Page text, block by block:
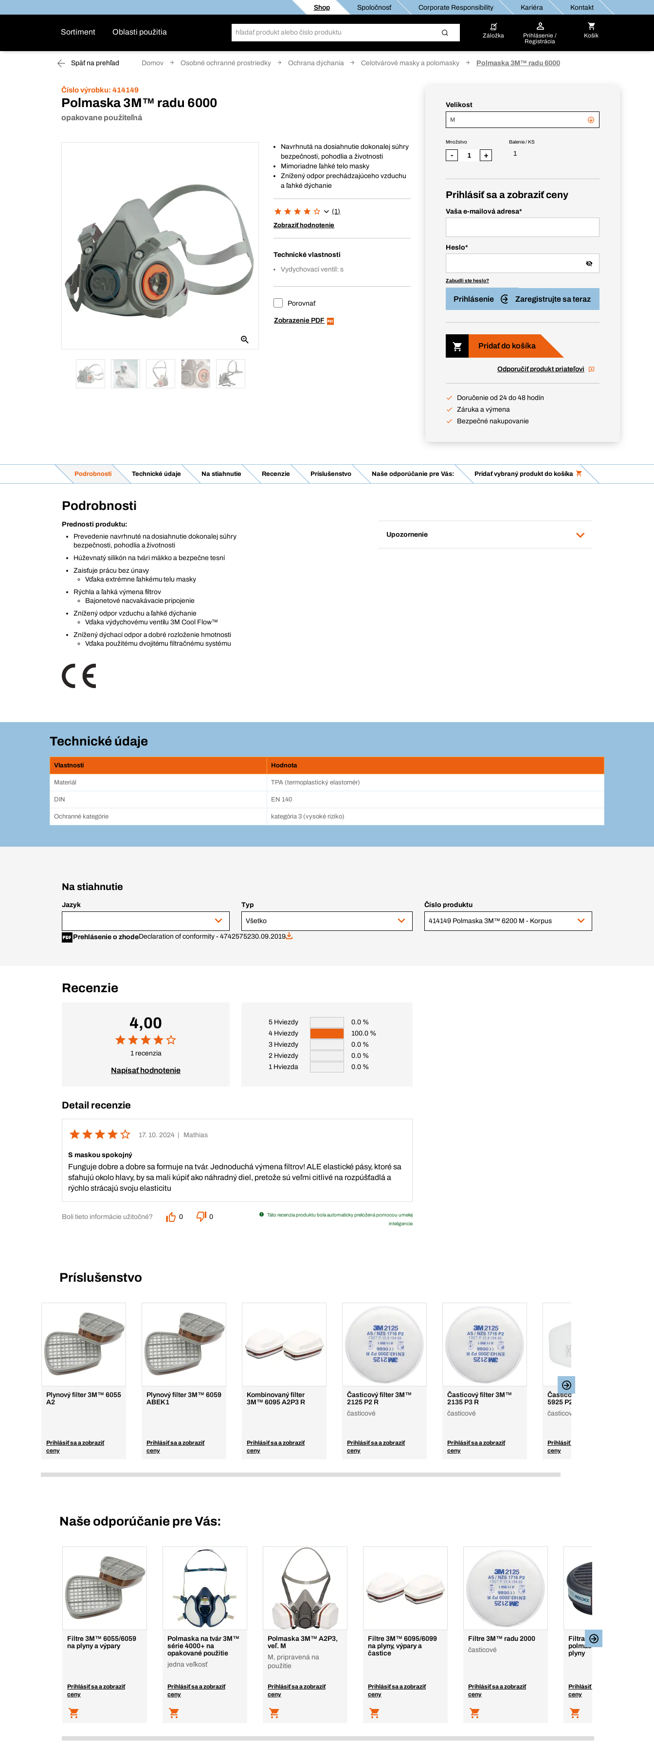
Shop Spoločnosť Corporate Responsibility Kariéra Kontakt
Sortiment Oblasti použitia Záložka
Prihlásenie /
Registrácia
Košík
Späť na prehľad Domov Osobné ochranné prostriedky Ochrana dýchania Celotvárové masky a polomasky Polmaska 3M™ radu 6000
Číslo výrobku: 414149
Polmaska 3M™ radu 6000
opakovane použiteľná
Navrhnutá na dosiahnutie dokonalej súhry
bezpečnosti, pohodlia a životnosti
Mimoriadne ľahké telo masky
Znížený odpor prechádzajúceho vzduchu
a ľahké dýchanie
(1)
Zobraziť hodnotenie
Technické vlastnosti
Vydychovací ventíl: s
Porovnať
Zobrazenie PDF
Velikost
M
Balenie / KS
1
Množstvo
- +
Prihlásiť sa a zobraziť ceny
Vaša e-mailová adresa*
Heslo*
Zabudli ste heslo?
Prihlásenie Zaregistrujte sa teraz
Pridať do košíka
Odporučiť produkt priateľovi
Doručenie od 24 do 48 hodín
Záruka a výmena
Bezpečné nakupovanie
Podrobnosti Technické údaje Na stiahnutie Recenzie Príslušenstvo Naše odporúčanie pre Vás: Pridať vybraný produkt do košíka
Podrobnosti
Prednosti produktu:
Prevedenie navrhnuté na dosiahnutie dokonalej súhry
bezpečnosti, pohodlia a životnosti
Húževnatý silikón na tvári mäkko a bezpečne tesní
Zaisťuje prácu bez únavy
Vďaka extrémne ľahkému telu masky
Rýchla a ľahká výmena filtrov
Bajonetové nacvakávacie pripojenie
Znížený odpor vzduchu a ľahké dýchanie
Vďaka výdychovému ventilu 3M Cool Flow™
Znížený dýchací odpor a dobré rozloženie hmotnosti
Vďaka použitému dvojitému filtračnému systému
Upozornenie
Technické údaje
Vlastnosti Hodnota
Materiál TPA (termoplastický elastomér)
DIN EN 140
Ochranné kategórie kategória 3 (vysoké riziko)
Na stiahnutie
Jazyk Typ
Všetko
Číslo produktu
414149 Polmaska 3M™ 6200 M - Korpus
Prehlásenie o zhodeDeclaration of conformity - 4742575230.09.2019
Recenzie
4,00
1 recenzia
Napísať hodnotenie
5 Hviezdy
0.0 %
4 Hviezdy
100.0 %
3 Hviezdy
0.0 %
2 Hviezdy
0.0 %
1 Hviezda
0.0 %
Detail recenzie
17. 10. 2024 | Mathias
S maskou spokojný
Funguje dobre a dobre sa formuje na tvár. Jednoduchá výmena filtrov! ALE elastické pásy, ktoré sa
sťahujú okolo hlavy, by sa mali kúpiť ako náhradný diel, pretože sú veľmi citlivé na rozpúšťadlá a
rýchlo strácajú svoju elasticitu
Boli tieto informácie užitočné? 0 0
Táto recenzia produktu bola automaticky preložená pomocou umelej
inteligencie
Príslušenstvo
Plynový filter 3M™ 6055
A2
Prihlásiť sa a zobraziť
ceny
Plynový filter 3M™ 6059
ABEK1
Prihlásiť sa a zobraziť
ceny
Kombinovaný filter
3M™ 6095 A2P3 R
Prihlásiť sa a zobraziť
ceny
Časticový filter 3M™
2125 P2 R
časticové
Prihlásiť sa a zobraziť
ceny
Časticový filter 3M™
2135 P3 R
časticové
Prihlásiť sa a zobraziť
ceny
Časticový filter 3M™
5925 P2 R
časticové
Prihlásiť sa a zobraziť
ceny
Naše odporúčanie pre Vás:
Filtre 3M™ 6055/6059
na plyny a výpary
Prihlásiť sa a zobraziť
ceny
Polmaska na tvár 3M™
série 4000+ na
opakované použitie
jedna veľkosť
Prihlásiť sa a zobraziť
ceny
Polmaska 3M™ A2P3,
veľ. M
M, pripravená na
použitie
Prihlásiť sa a zobraziť
ceny
Filtre 3M™ 6095/6099
na plyny, výpary a
častice
Prihlásiť sa a zobraziť
ceny
Filtre 3M™ radu 2000
časticové
Prihlásiť sa a zobraziť
ceny
Filtračné kartuše do
polmasky rad 8000, na
plyny
Prihlásiť sa a zobraziť
ceny